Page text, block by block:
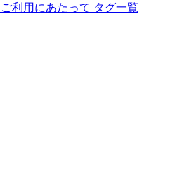
ご利用にあたって タグ一覧